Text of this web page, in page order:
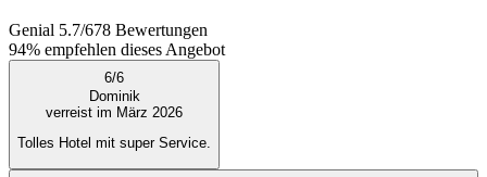
Genial 5.7/678 Bewertungen
94% empfehlen dieses Angebot
6/6
Dominik
verreist im März 2026
Tolles Hotel mit super Service.